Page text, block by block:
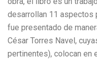
desarrollan 11 aspectos
fue presentado de
César Torres Navel,
pertinentes), colocan en